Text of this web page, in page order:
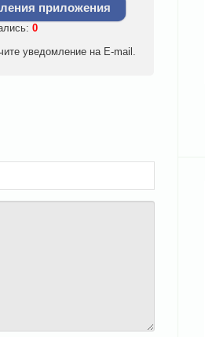
приложения
0
уведомление на E-mail.